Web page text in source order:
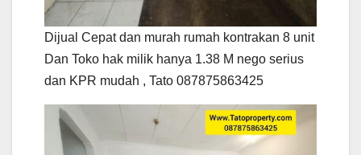
Dijual Cepat dan murah rumah kontrakan 8 unit
Dan Toko hak milik hanya 1.38 M nego serius
dan KPR mudah , Tato 087875863425